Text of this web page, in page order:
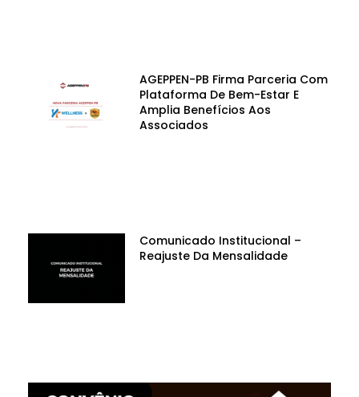
AGEPPEN-PB Firma Parceria Com
Plataforma De Bem-Estar E
Amplia Benefícios Aos
Associados
Comunicado Institucional –
Reajuste Da Mensalidade